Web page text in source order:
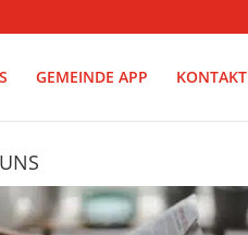
GEMEINDE APP KONTAKT